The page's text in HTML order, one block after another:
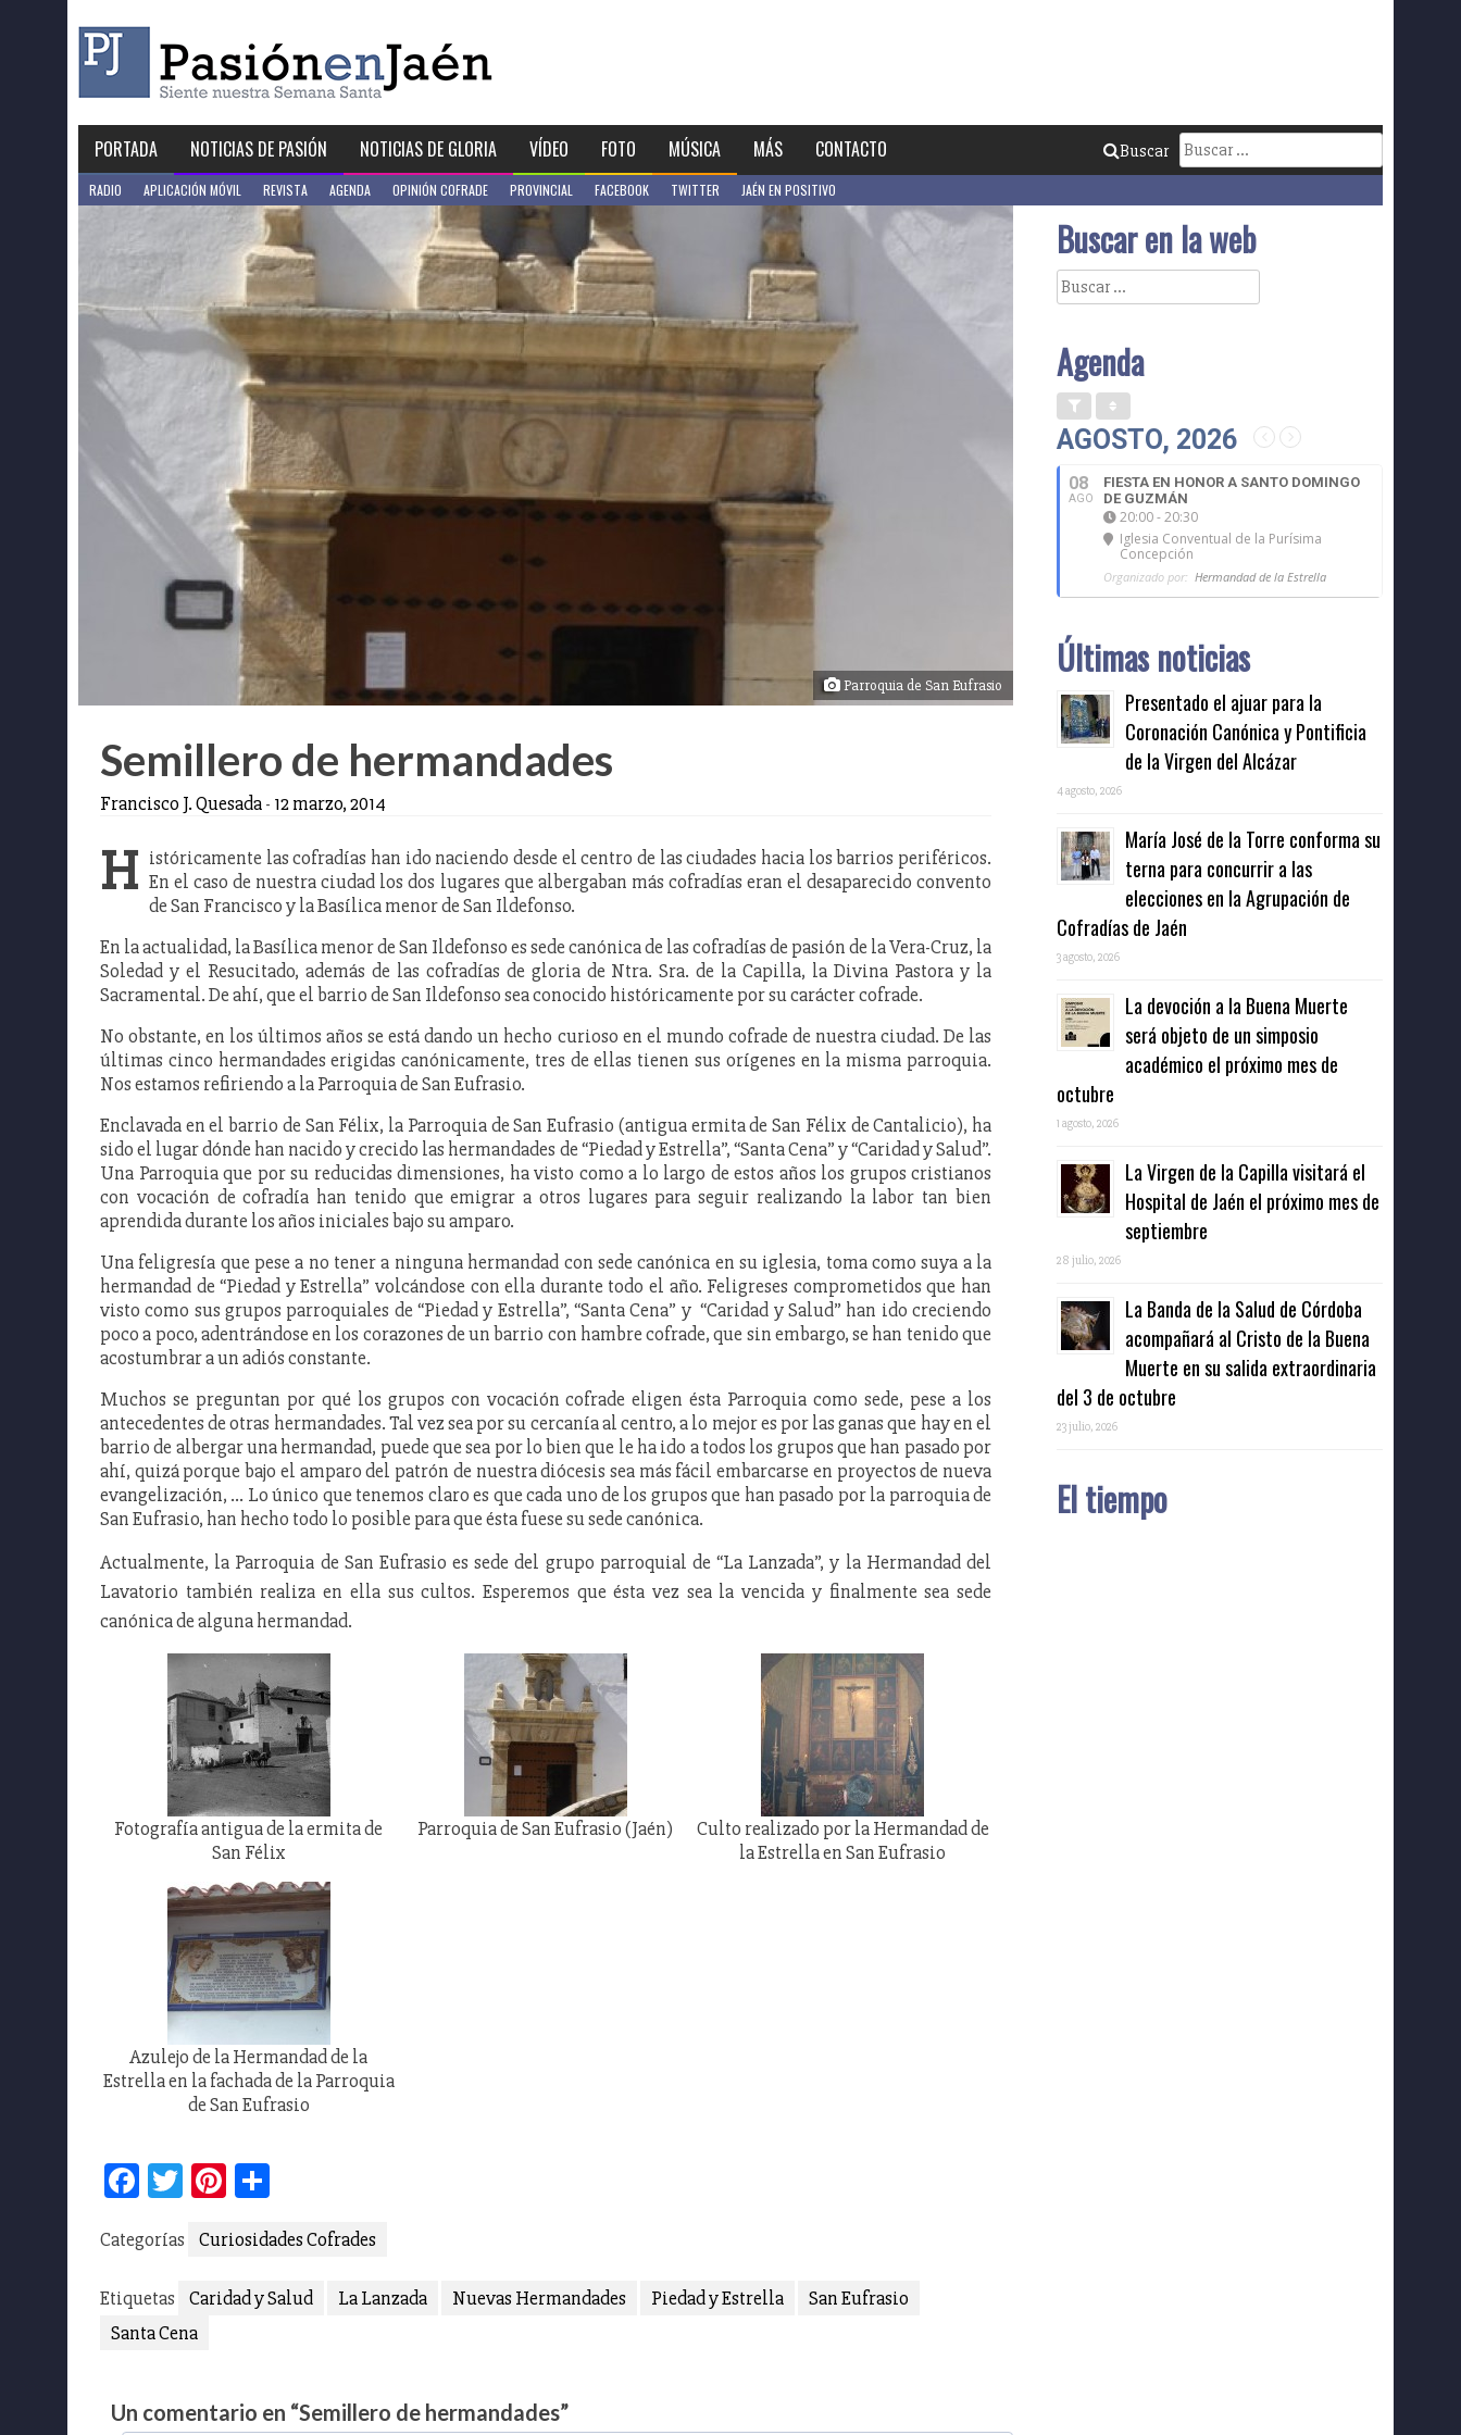
PORTADA NOTICIAS DE PASIÓN NOTICIAS DE GLORIA VÍDEO FOTO MÚSICA MÁS CONTACTO
RADIO APLICACIÓN MÓVIL REVISTA AGENDA OPINIÓN COFRADE PROVINCIAL FACEBOOK TWITTER JAÉN EN POSITIVO
Buscar:
Buscar
Parroquia de San Eufrasio
Semillero de hermandades
Francisco J. Quesada- 12 marzo, 2014
H istóricamente las cofradías han ido naciendo desde el centro de las ciudades hacia los barrios periféricos.
En el caso de nuestra ciudad los dos lugares que albergaban más cofradías eran el desaparecido convento
de San Francisco y la Basílica menor de San Ildefonso.
En la actualidad, la Basílica menor de San Ildefonso es sede canónica de las cofradías de pasión de la Vera-Cruz, la
Soledad y el Resucitado, además de las cofradías de gloria de Ntra. Sra. de la Capilla, la Divina Pastora y la
Sacramental. De ahí, que el barrio de San Ildefonso sea conocido históricamente por su carácter cofrade.
No obstante, en los últimos años se está dando un hecho curioso en el mundo cofrade de nuestra ciudad. De las
últimas cinco hermandades erigidas canónicamente, tres de ellas tienen sus orígenes en la misma parroquia.
Nos estamos refiriendo a la Parroquia de San Eufrasio.
Enclavada en el barrio de San Félix, la Parroquia de San Eufrasio (antigua ermita de San Félix de Cantalicio), ha
sido el lugar dónde han nacido y crecido las hermandades de “Piedad y Estrella”, “Santa Cena” y “Caridad y Salud”.
Una Parroquia que por su reducidas dimensiones, ha visto como a lo largo de estos años los grupos cristianos
con vocación de cofradía han tenido que emigrar a otros lugares para seguir realizando la labor tan bien
aprendida durante los años iniciales bajo su amparo.
Una feligresía que pese a no tener a ninguna hermandad con sede canónica en su iglesia, toma como suya a la
hermandad de “Piedad y Estrella” volcándose con ella durante todo el año. Feligreses comprometidos que han
visto como sus grupos parroquiales de “Piedad y Estrella”, “Santa Cena” y “Caridad y Salud” han ido creciendo
poco a poco, adentrándose en los corazones de un barrio con hambre cofrade, que sin embargo, se han tenido que
acostumbrar a un adiós constante.
Muchos se preguntan por qué los grupos con vocación cofrade eligen ésta Parroquia como sede, pese a los
antecedentes de otras hermandades. Tal vez sea por su cercanía al centro, a lo mejor es por las ganas que hay en el
barrio de albergar una hermandad, puede que sea por lo bien que le ha ido a todos los grupos que han pasado por
ahí, quizá porque bajo el amparo del patrón de nuestra diócesis sea más fácil embarcarse en proyectos de nueva
evangelización, … Lo único que tenemos claro es que cada uno de los grupos que han pasado por la parroquia de
San Eufrasio, han hecho todo lo posible para que ésta fuese su sede canónica.
Actualmente, la Parroquia de San Eufrasio es sede del grupo parroquial de “La Lanzada”, y la Hermandad del
Lavatorio también realiza en ella sus cultos. Esperemos que ésta vez sea la vencida y finalmente sea sede
canónica de alguna hermandad.
Fotografía antigua de la ermita de
San Félix
Parroquia de San Eufrasio (Jaén)
Culto realizado por la Hermandad de
la Estrella en San Eufrasio
Azulejo de la Hermandad de la
Estrella en la fachada de la Parroquia
de San Eufrasio
Facebook
TwitterPinterest
Categorías Curiosidades Cofrades
Etiquetas Caridad y Salud La Lanzada Nuevas Hermandades Piedad y Estrella
San Eufrasio
Santa Cena
Un comentario en “Semillero de hermandades”
Buscar en la web
Buscar:
Agenda
AGOSTO, 2026
08
AGO
FIESTA EN HONOR A SANTO DOMINGO
DE GUZMÁN
20:00 - 20:30
Iglesia Conventual de la Purísima
Concepción
Organizado por: Hermandad de la Estrella
Últimas noticias
Presentado el ajuar para la
Coronación Canónica y Pontificia
de la Virgen del Alcázar
4 agosto, 2026
María José de la Torre conforma su
terna para concurrir a las
elecciones en la Agrupación de
Cofradías de Jaén
3 agosto, 2026
La devoción a la Buena Muerte
será objeto de un simposio
académico el próximo mes de
octubre
1 agosto, 2026
La Virgen de la Capilla visitará el
Hospital de Jaén el próximo mes de
septiembre
28 julio, 2026
La Banda de la Salud de Córdoba
acompañará al Cristo de la Buena
Muerte en su salida extraordinaria
del 3 de octubre
23 julio, 2026
El tiempo